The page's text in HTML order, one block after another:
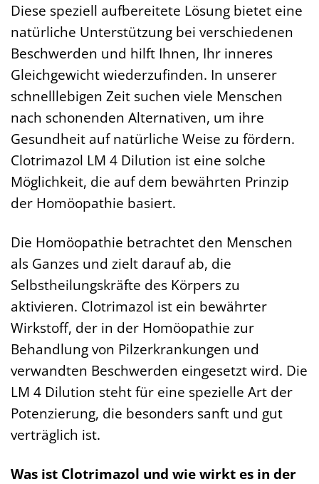
Diese speziell aufbereitete Lösung bietet eine
natürliche Unterstützung bei verschiedenen
Beschwerden und hilft Ihnen, Ihr inneres
Gleichgewicht wiederzufinden. In unserer
schnelllebigen Zeit suchen viele Menschen
nach schonenden Alternativen, um ihre
Gesundheit auf natürliche Weise zu fördern.
Clotrimazol LM 4 Dilution ist eine solche
Möglichkeit, die auf dem bewährten Prinzip
der Homöopathie basiert.
Die Homöopathie betrachtet den Menschen
als Ganzes und zielt darauf ab, die
Selbstheilungskräfte des Körpers zu
aktivieren. Clotrimazol ist ein bewährter
Wirkstoff, der in der Homöopathie zur
Behandlung von Pilzerkrankungen und
verwandten Beschwerden eingesetzt wird. Die
LM 4 Dilution steht für eine spezielle Art der
Potenzierung, die besonders sanft und gut
verträglich ist.
Was ist Clotrimazol und wie wirkt es in der